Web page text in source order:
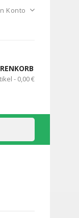
Konto
- 0,00 €